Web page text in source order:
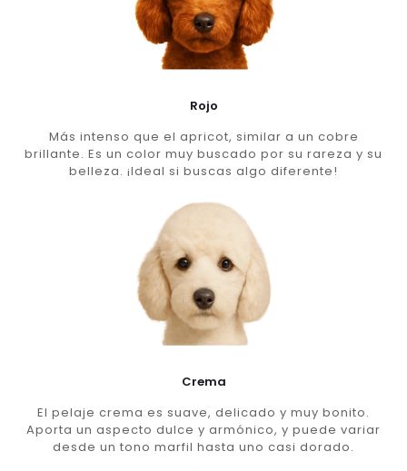
Rojo
Más intenso que el apricot, similar a un cobre
brillante. Es un color muy buscado por su rareza y su
belleza. ¡Ideal si buscas algo diferente!
Crema
El pelaje crema es suave, delicado y muy bonito.
Aporta un aspecto dulce y armónico, y puede variar
desde un tono marfil hasta uno casi dorado.